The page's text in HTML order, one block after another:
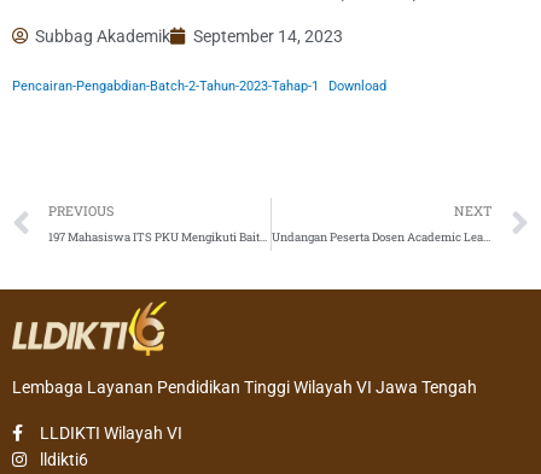
Subbag Akademik September 14, 2023
Pencairan-Pengabdian-Batch-2-Tahun-2023-Tahap-1 Download
Prev
PREVIOUS
197 Mahasiswa ITS PKU Mengikuti Baitul Arqom
NEXT
Undangan Peserta Dosen Academic Leader LLDIKTI Wilayah VI
Lembaga Layanan Pendidikan Tinggi Wilayah VI Jawa Tengah
LLDIKTI Wilayah VI
lldikti6